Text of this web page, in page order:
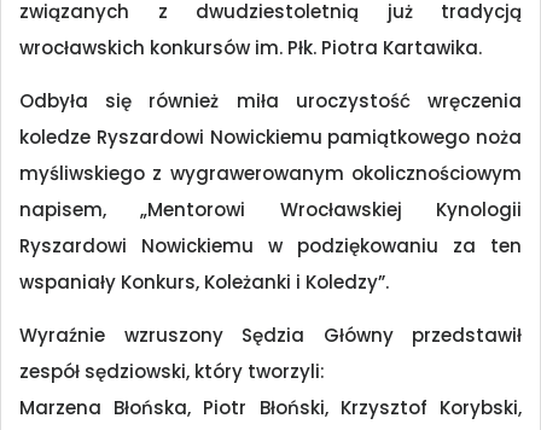
związanych z dwudziestoletnią już tradycją
wrocławskich konkursów im. Płk. Piotra Kartawika.
Odbyła się również miła uroczystość wręczenia
koledze Ryszardowi Nowickiemu pamiątkowego noża
myśliwskiego z wygrawerowanym okolicznościowym
napisem, „Mentorowi Wrocławskiej Kynologii
Ryszardowi Nowickiemu w podziękowaniu za ten
wspaniały Konkurs, Koleżanki i Koledzy”.
Wyraźnie wzruszony Sędzia Główny przedstawił
zespół sędziowski, który tworzyli:
Marzena Błońska, Piotr Błoński, Krzysztof Korybski,